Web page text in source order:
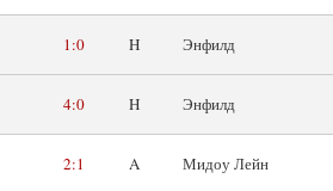
1:0 H Энфилд
4:0 H Энфилд
2:1 A Мидоу Лейн